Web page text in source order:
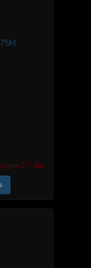
2-7 dni.